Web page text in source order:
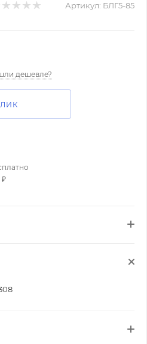
Артикул: БЛГ5-85
дешевле?
₽